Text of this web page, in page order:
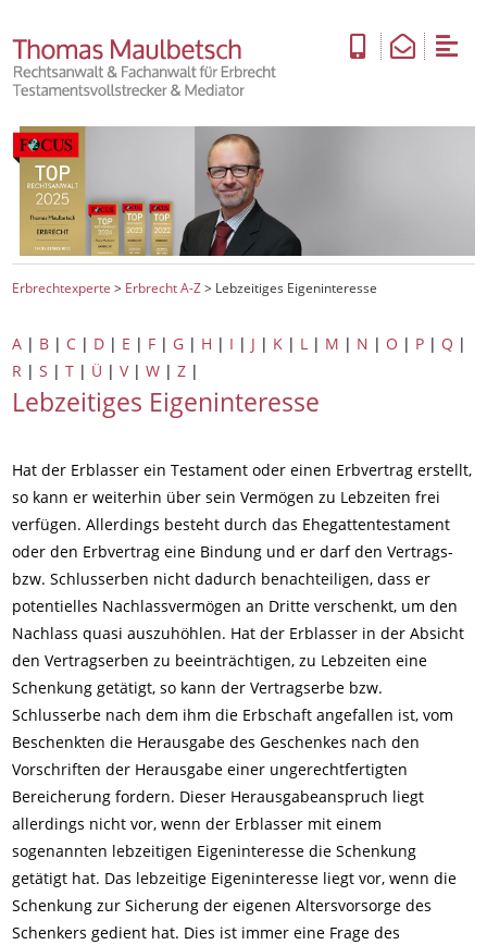
Erbrechtexperte > Erbrecht A-Z> Lebzeitiges Eigeninteresse
A | B | C | D | E | F | G | H | I | J | K | L | M | N | O | P | Q |
R |S |T | Ü |V|W |Z |
Lebzeitiges Eigeninteresse
Hat der Erblasser ein Testament oder einen Erbvertrag erstellt,
so kann er weiterhin über sein Vermögen zu Lebzeiten frei
verfügen. Allerdings besteht durch das Ehegattentestament
oder den Erbvertrag eine Bindung und er darf den Vertrags-
bzw. Schlusserben nicht dadurch benachteiligen, dass er
potentielles Nachlassvermögen an Dritte verschenkt, um den
Nachlass quasi auszuhöhlen. Hat der Erblasser in der Absicht
den Vertragserben zu beeinträchtigen, zu Lebzeiten eine
Schenkung getätigt, so kann der Vertragserbe bzw.
Schlusserbe nach dem ihm die Erbschaft angefallen ist, vom
Beschenkten die Herausgabe des Geschenkes nach den
Vorschriften der Herausgabe einer ungerechtfertigten
Bereicherung fordern. Dieser Herausgabeanspruch liegt
allerdings nicht vor, wenn der Erblasser mit einem
sogenannten lebzeitigen Eigeninteresse die Schenkung
getätigt hat. Das lebzeitige Eigeninteresse liegt vor, wenn die
Schenkung zur Sicherung der eigenen Altersvorsorge des
Schenkers gedient hat. Dies ist immer eine Frage des